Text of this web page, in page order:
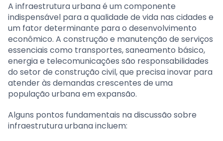
A infraestrutura urbana é um componente
indispensável para a qualidade de vida nas cidades e
um fator determinante para o desenvolvimento
econômico. A construção e manutenção de serviços
essenciais como transportes, saneamento básico,
energia e telecomunicações são responsabilidades
do setor de construção civil, que precisa inovar para
atender às demandas crescentes de uma
população urbana em expansão.
Alguns pontos fundamentais na discussão sobre
infraestrutura urbana incluem: